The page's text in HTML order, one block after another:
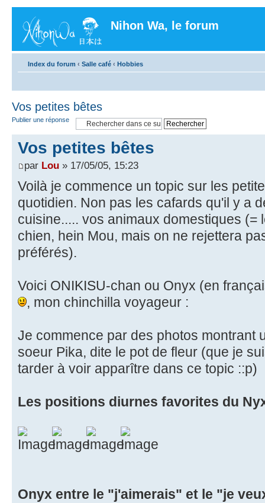
Nihon Wa, le forum
Index du forum ‹ Salle café ‹ Hobbies
Vos petites bêtes
Publier une réponse
Vos petites bêtes
par Lou » 17/05/05, 15:23
Voilà je commence un topic sur les
quotidien. Non pas les cafards qu'il y a
cuisine..... vos animaux domestiques (=
chien, hein Mou, mais on ne rejettera
préférés).
Voici ONIKISU-chan ou Onyx (en
, mon chinchilla voyageur :
Je commence par des photos montrant
soeur Pika, dite le pot de fleur (que je
tarder à voir apparître dans ce topic ::p)
Les positions diurnes favorites du
Onyx entre le "j'aimerais" et le "je